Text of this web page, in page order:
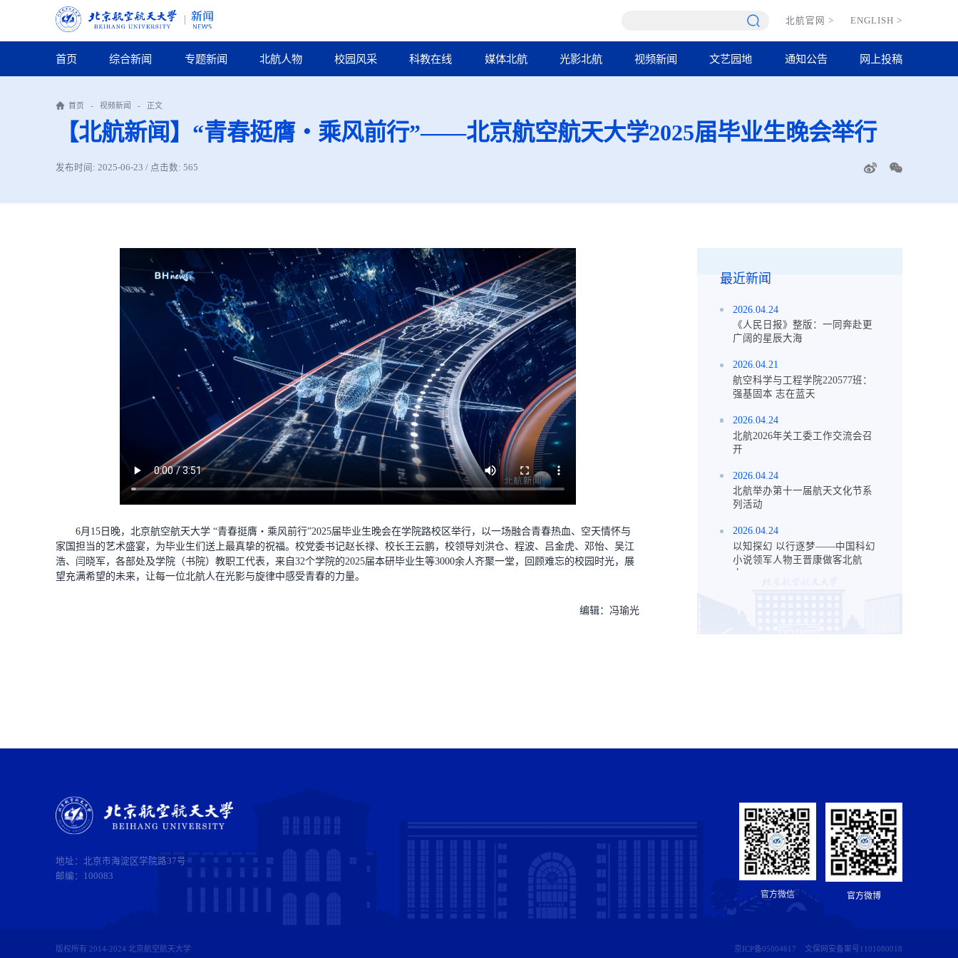
北航官网 > ENGLISH >
首页 综合新闻 专题新闻 北航人物 校园风采 科教在线 媒体北航 光影北航 视频新闻 文艺园地 通知公告 网上投稿
首页 - 视频新闻 - 正文
【北航新闻】“青春挺膺・乘风前行”——北京航空航天大学2025届毕业生晚会举行
发布时间: 2025-06-23 / 点击数: 565
6月15日晚，北京航空航天大学 “青春挺膺・乘风前行”2025届毕业生晚会在学院路校区举行，以一场融合青春热血、空天情怀与
家国担当的艺术盛宴，为毕业生们送上最真挚的祝福。校党委书记赵长禄、校长王云鹏，校领导刘洪仓、程波、吕金虎、邓怡、吴江
浩、闫晓军，各部处及学院（书院）教职工代表，来自32个学院的2025届本研毕业生等3000余人齐聚一堂，回顾难忘的校园时光，展
望充满希望的未来，让每一位北航人在光影与旋律中感受青春的力量。
编辑：冯瑜光
最近新闻
2026.04.24
《人民日报》整版：一同奔赴更
广阔的星辰大海
2026.04.21
航空科学与工程学院220577班：
强基固本 志在蓝天
2026.04.24
北航2026年关工委工作交流会召
开
2026.04.24
北航举办第十一届航天文化节系
列活动
2026.04.24
以知探幻 以行逐梦——中国科幻
小说领军人物王晋康做客北航
大...
地址：北京市海淀区学院路37号
邮编：100083
官方微信
官方微博
版权所有 2014-2024 北京航空航天大学 京ICP备05004617 文保网安备案号1101080018